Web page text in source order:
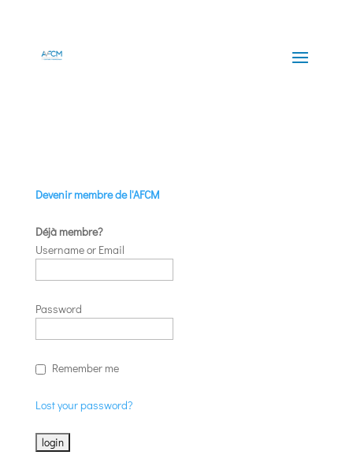
Devenir membre de l'AFCM
Déjà membre?
Username or Email
Password
Remember me
Lost your password?